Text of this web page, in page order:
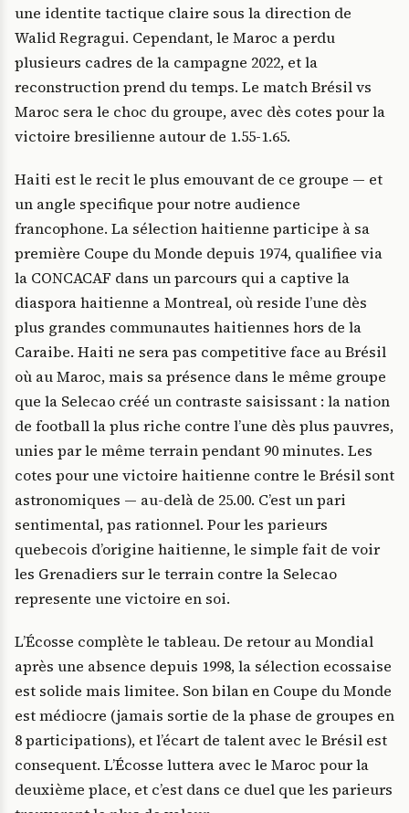
une identite tactique claire sous la direction de
Walid Regragui. Cependant, le Maroc a perdu
plusieurs cadres de la campagne 2022, et la
reconstruction prend du temps. Le match Brésil vs
Maroc sera le choc du groupe, avec dès cotes pour la
victoire bresilienne autour de 1.55-1.65.
Haiti est le recit le plus emouvant de ce groupe — et
un angle specifique pour notre audience
francophone. La sélection haitienne participe à sa
première Coupe du Monde depuis 1974, qualifiee via
la CONCACAF dans un parcours qui a captive la
diaspora haitienne a Montreal, où reside l’une dès
plus grandes communautes haitiennes hors de la
Caraibe. Haiti ne sera pas competitive face au Brésil
où au Maroc, mais sa présence dans le même groupe
que la Selecao créé un contraste saisissant : la nation
de football la plus riche contre l’une dès plus pauvres,
unies par le même terrain pendant 90 minutes. Les
cotes pour une victoire haitienne contre le Brésil sont
astronomiques — au-delà de 25.00. C’est un pari
sentimental, pas rationnel. Pour les parieurs
quebecois d’origine haitienne, le simple fait de voir
les Grenadiers sur le terrain contre la Selecao
represente une victoire en soi.
L’Écosse complète le tableau. De retour au Mondial
après une absence depuis 1998, la sélection ecossaise
est solide mais limitee. Son bilan en Coupe du Monde
est médiocre (jamais sortie de la phase de groupes en
8 participations), et l’écart de talent avec le Brésil est
consequent. L’Écosse luttera avec le Maroc pour la
deuxième place, et c’est dans ce duel que les parieurs